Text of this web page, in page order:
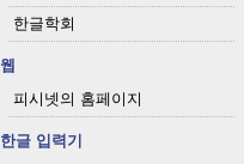
한글학회
웹
피시넷의 홈페이지
한글 입력기